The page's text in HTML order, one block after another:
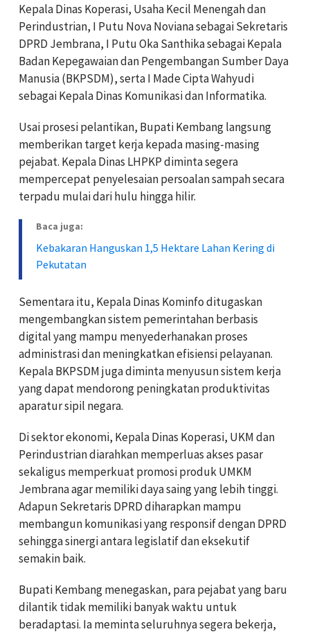
Kepala Dinas Koperasi, Usaha Kecil Menengah dan
Perindustrian, I Putu Nova Noviana sebagai Sekretaris
DPRD Jembrana, I Putu Oka Santhika sebagai Kepala
Badan Kepegawaian dan Pengembangan Sumber Daya
Manusia (BKPSDM), serta I Made Cipta Wahyudi
sebagai Kepala Dinas Komunikasi dan Informatika.
Usai prosesi pelantikan, Bupati Kembang langsung
memberikan target kerja kepada masing-masing
pejabat. Kepala Dinas LHPKP diminta segera
mempercepat penyelesaian persoalan sampah secara
terpadu mulai dari hulu hingga hilir.
Baca juga:
Kebakaran Hanguskan 1,5 Hektare Lahan Kering di
Pekutatan
Sementara itu, Kepala Dinas Kominfo ditugaskan
mengembangkan sistem pemerintahan berbasis
digital yang mampu menyederhanakan proses
administrasi dan meningkatkan efisiensi pelayanan.
Kepala BKPSDM juga diminta menyusun sistem kerja
yang dapat mendorong peningkatan produktivitas
aparatur sipil negara.
Di sektor ekonomi, Kepala Dinas Koperasi, UKM dan
Perindustrian diarahkan memperluas akses pasar
sekaligus memperkuat promosi produk UMKM
Jembrana agar memiliki daya saing yang lebih tinggi.
Adapun Sekretaris DPRD diharapkan mampu
membangun komunikasi yang responsif dengan DPRD
sehingga sinergi antara legislatif dan eksekutif
semakin baik.
Bupati Kembang menegaskan, para pejabat yang baru
dilantik tidak memiliki banyak waktu untuk
beradaptasi. Ia meminta seluruhnya segera bekerja,